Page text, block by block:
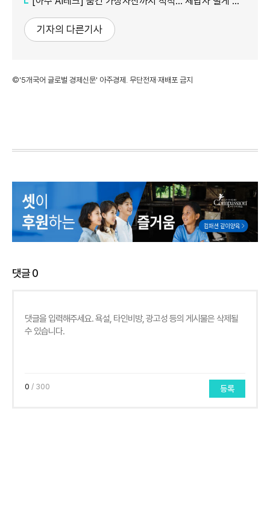
기자의 다른기사
©'5개국어 글로벌 경제신문' 아주경제. 무단전재·재배포 금지
댓글0
0 / 300 등록